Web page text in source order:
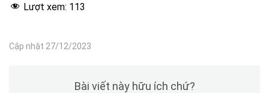
Lượt xem: 113
Cập nhật 27/12/2023
Bài viết này hữu ích chứ?